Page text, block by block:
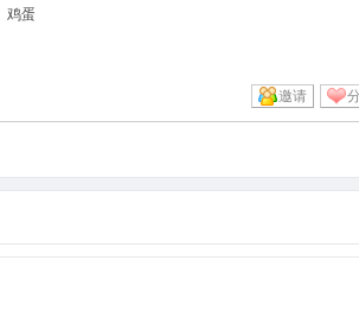
鸡蛋
邀请